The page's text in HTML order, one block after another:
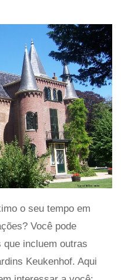
o seu tempo em
Você pode
incluem outras
Keukenhof. Aqui